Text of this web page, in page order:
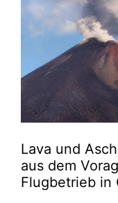
Lava und
aus dem
Flugbetrieb in